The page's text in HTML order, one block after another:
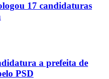
17 candidaturas
a prefeita de
PSD